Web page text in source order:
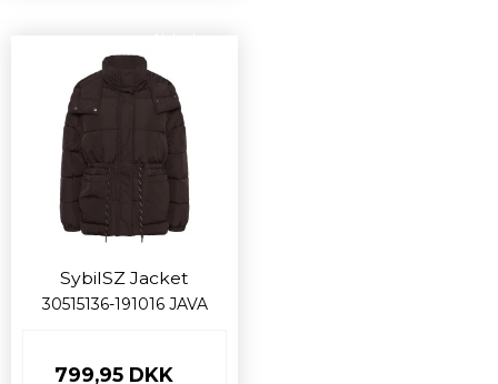
SybilSZ Jacket
30515136-191016 JAVA
799,95 DKK